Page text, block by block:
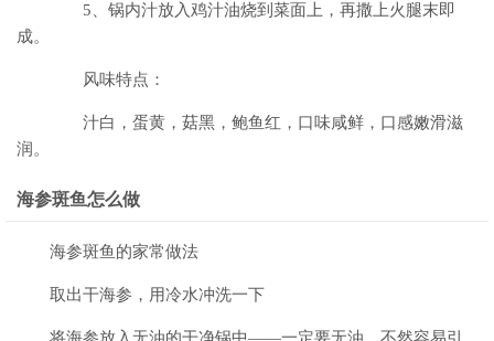
5、锅内汁放入鸡汁油烧到菜面上，再撒上火腿末即
成。
风味特点：
汁白，蛋黄，菇黑，鲍鱼红，口味咸鲜，口感嫩滑滋
润。
海参斑鱼怎么做
海参斑鱼的家常做法
取出干海参，用冷水冲洗一下